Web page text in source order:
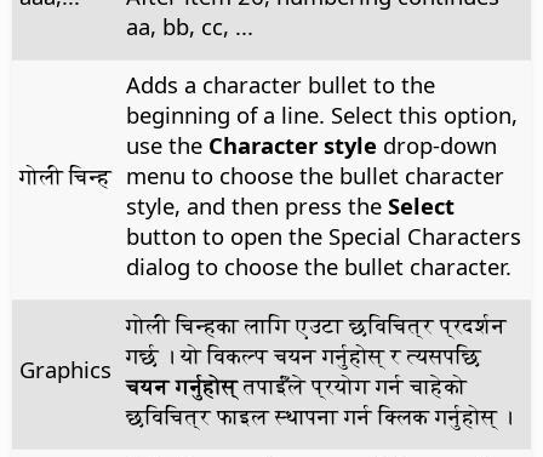
aa, bb, cc, ...
गोली चिन्ह
Adds a character bullet to the
beginning of a line. Select this option,
use the Character style drop-down
menu to choose the bullet character
style, and then press the Select
button to open the Special Characters
dialog to choose the bullet character.
Graphics
गोली चिन्हका लागि एउटा छविचित्र प्रदर्शन
गर्छ । यो विकल्प चयन गर्नुहोस् र त्यसपछि
चयन गर्नुहोस्तपाईँले प्रयोग गर्न चाहेको
छविचित्र फाइल स्थापना गर्न क्लिक गर्नुहोस् ।